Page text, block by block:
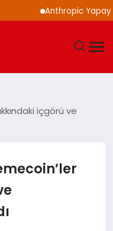
Anthropic Yapay Zeka
içgörü ve